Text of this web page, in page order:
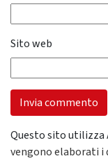
Sito web
Questo sito utilizza
vengono elaborati i